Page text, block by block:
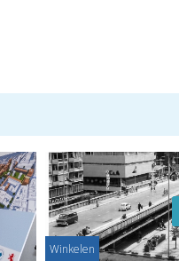
Winkelen